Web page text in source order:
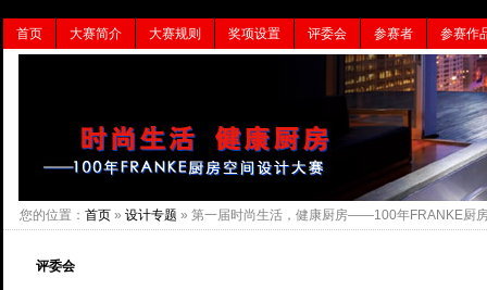
首页 大赛简介 大赛规则 奖项设置 评委会 参赛者 参赛作
您的位置： 首页» 设计专题 » 第一届时尚生活，健康厨房——100年FRANKE厨
评委会